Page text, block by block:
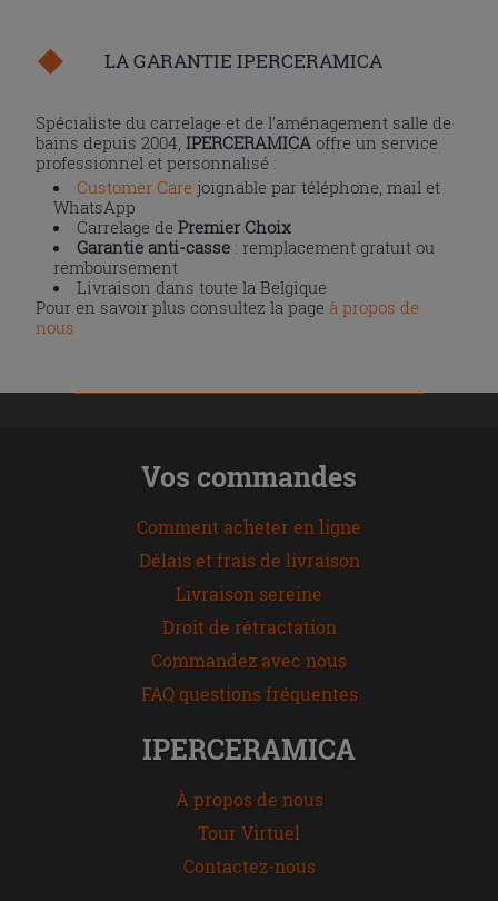
LA GARANTIE IPERCERAMICA
Spécialiste du carrelage et de l’aménagement salle de
bains depuis 2004,IPERCERAMICA offre un service
professionnel et personnalisé :
Customer Care joignable par téléphone, mail et
WhatsApp
Carrelage dePremier Choix
Garantie anti-casse : remplacement gratuit ou
remboursement
Livraison dans toute la Belgique
Pour en savoir plus consultez la page à propos de
nous
Vos commandes
Comment acheter en ligne
Délais et frais de livraison
Livraison sereine
Droit de rétractation
Commandez avec nous
FAQ questions fréquentes
IPERCERAMICA
À propos de nous
Tour Virtuel
Contactez-nous